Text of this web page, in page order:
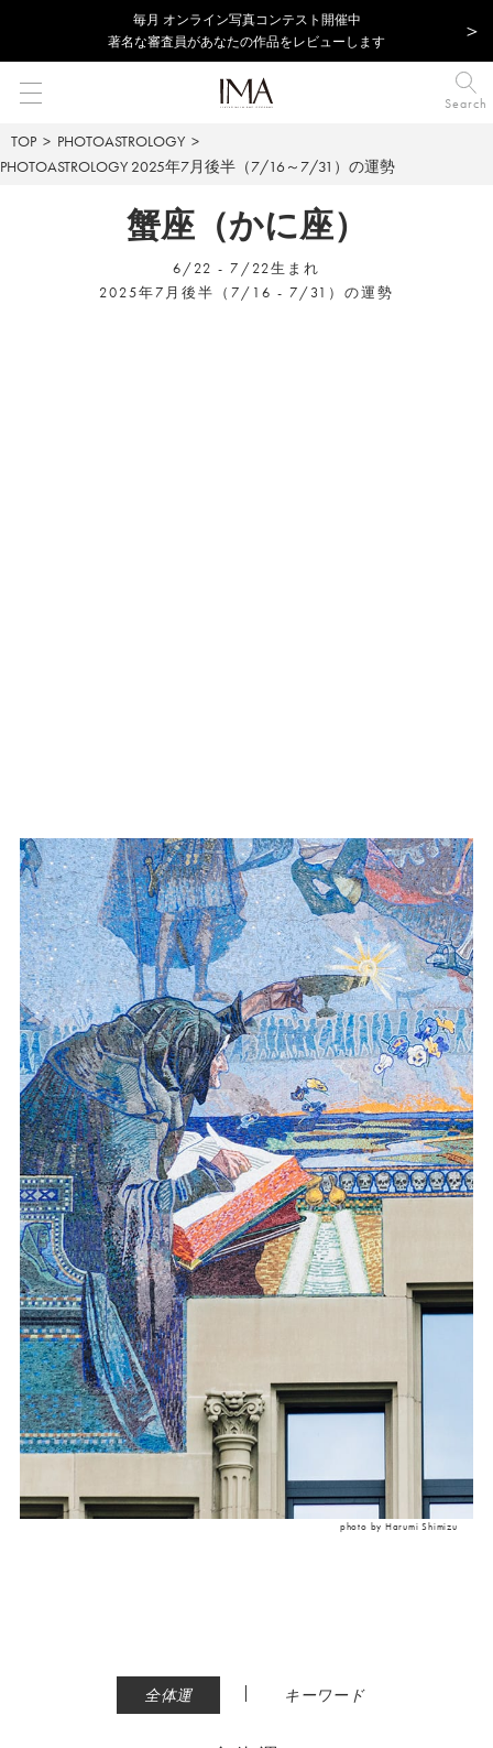
毎⽉ オンライン写真コンテスト開催中
著名な審査員があなたの作品をレビューします
Search
TOP
PHOTOASTROLOGY
PHOTOASTROLOGY 2025年7月後半（7/16～7/31）の運勢
蟹座（かに座）
6/22 - 7/22生まれ
2025年7月後半（7/16 - 7/31）の運勢
photo by Harumi Shimizu
全体運 | キーワード